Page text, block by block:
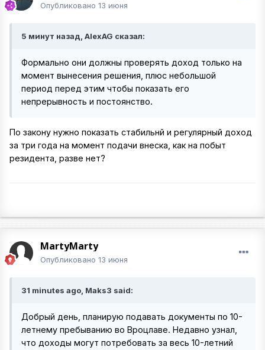
Опубликовано 13 июня
5 минут назад, AlexAG сказал:
Формально они должны проверять доход только на
момент вынесения решения, плюс небольшой
период перед этим чтобы показать его
непрерывность и постоянство.
По закону нужно показать стабильнй и регулярный доход
за три года на момент подачи внеска, как на побыт
резидента, разве нет?
MartyMarty
Опубликовано 13 июня
31 minutes ago, Maks3 said:
Добрый день, планирую подавать документы по 10-
летнему пребыванию во Вроцлаве. Недавно узнал,
что доходы могут потребовать за весь 10-летний